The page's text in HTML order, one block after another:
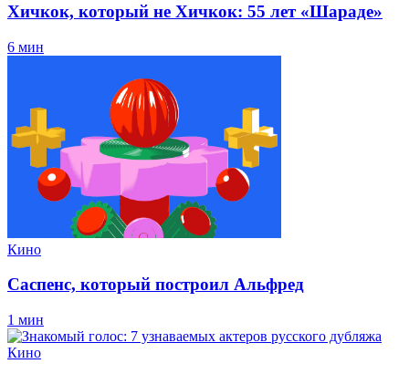
Хичкок, который не Хичкок: 55 лет «Шараде»
6 мин
Кино
Саспенс, который построил Альфред
1 мин
Кино